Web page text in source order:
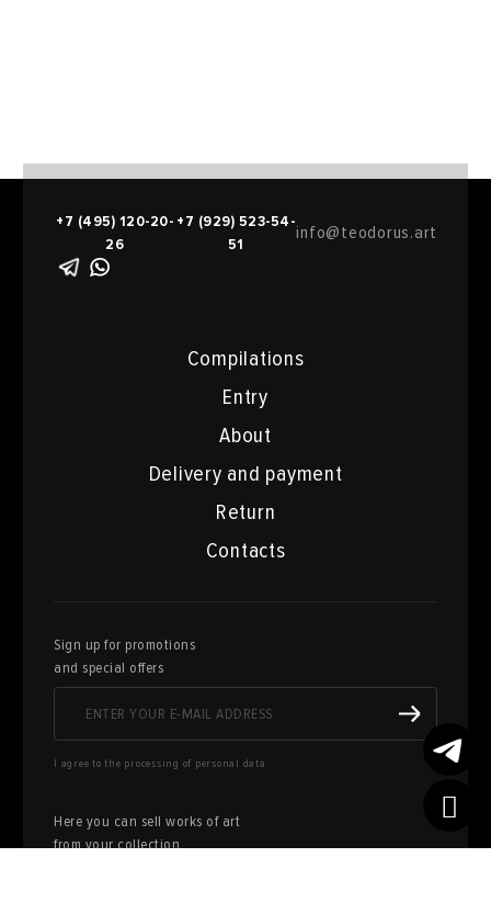
Compilations
Entry
About
Delivery and payment
Return
Contacts
+7 (495) 120-20-
26
+7 (929) 523-54-
51
info@teodorus.art
Sign up for promotions
and special offers
I agree to the processing of personal data
Here you can sell works of art
from your collection